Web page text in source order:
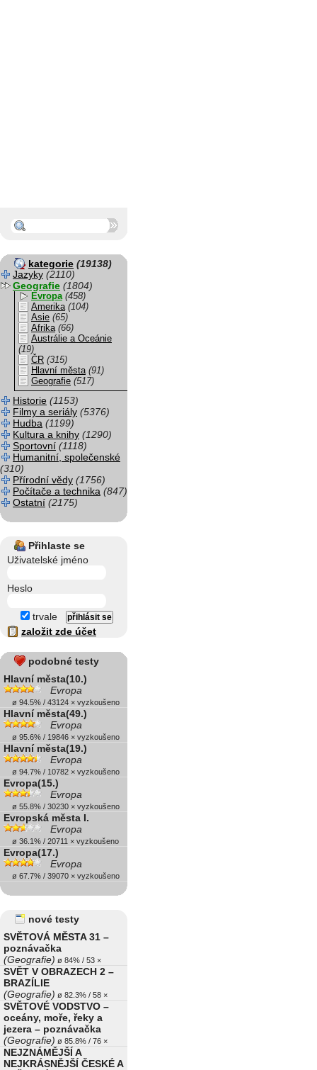
kategorie (19138)
Jazyky (2110)
Geografie (1804)
Evropa (458)
Amerika (104)
Asie (65)
Afrika (66)
Austrálie a Oceánie
(19)
ČR (315)
Hlavní města (91)
Geografie (517)
Historie (1153)
Filmy a seriály (5376)
Hudba (1199)
Kultura a knihy (1290)
Sportovní (1118)
Humanitní, společenské
(310)
Přírodní vědy (1756)
Počítače a technika (847)
Ostatní (2175)
Přihlaste se
Uživatelské jméno
Heslo
trvale
založit zde účet
podobné testy
Hlavní města(10.)
Evropa
ø 94.5% / 43124 × vyzkoušeno
Hlavní města(49.)
Evropa
ø 95.6% / 19846 × vyzkoušeno
Hlavní města(19.)
Evropa
ø 94.7% / 10782 × vyzkoušeno
Evropa(15.)
Evropa
ø 55.8% / 30230 × vyzkoušeno
Evropská města I.
Evropa
ø 36.1% / 20711 × vyzkoušeno
Evropa(17.)
Evropa
ø 67.7% / 39070 × vyzkoušeno
nové testy
SVĚTOVÁ MĚSTA 31 –
poznávačka
(Geografie) ø 84% / 53 ×
SVĚT V OBRAZECH 2 –
BRAZÍLIE
(Geografie) ø 82.3% / 58 ×
SVĚTOVÉ VODSTVO –
oceány, moře, řeky a
jezera – poznávačka
(Geografie) ø 85.8% / 76 ×
NEJZNÁMĚJŠÍ A
NEJKRÁSNĚJŠÍ ČESKÉ A